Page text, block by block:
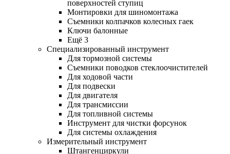
поверхностей ступиц
Монтировки для шиномонтажа
Съемники колпачков колесных гаек
Ключи балонные
Ещё 3
Специализированный инструмент
Для тормозной системы
Съемники поводков стеклоочистителей
Для ходовой части
Для подвески
Для двигателя
Для трансмиссии
Для топливной системы
Инструмент для чистки форсунок
Для системы охлаждения
Измерительный инструмент
Штангенциркули